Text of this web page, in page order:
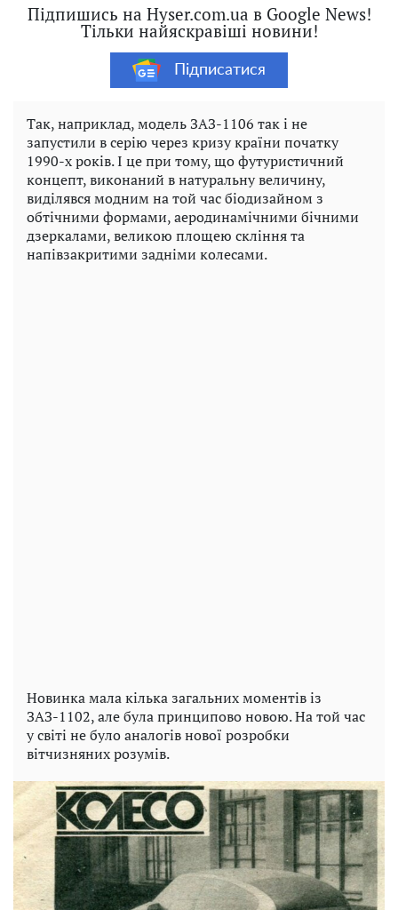
Підпишись на Hyser.com.ua в Google News!
Тільки найяскравіші новини!
Підписатися
Так, наприклад, модель ЗАЗ-1106 так і не
запустили в серію через кризу країни початку
1990-х років. І це при тому, що футуристичний
концепт, виконаний в натуральну величину,
виділявся модним на той час біодизайном з
обтічними формами, аеродинамічними бічними
дзеркалами, великою площею скління та
напівзакритими задніми колесами.
Новинка мала кілька загальних моментів із
ЗАЗ-1102, але була принципово новою. На той час
у світі не було аналогів нової розробки
вітчизняних розумів.